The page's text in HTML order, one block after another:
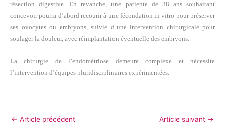
résection digestive. En revanche, une patiente de 38 ans souhaitant
concevoir pourra d’abord recourir à une fécondation in vitro pour préserver
ses ovocytes ou embryons, suivie d’une intervention chirurgicale pour
soulager la douleur, avec réimplantation éventuelle des embryons.
La chirurgie de l’endométriose demeure complexe et nécessite
l’intervention d’équipes pluridisciplinaires expérimentées.
← Article précédent Article suivant →